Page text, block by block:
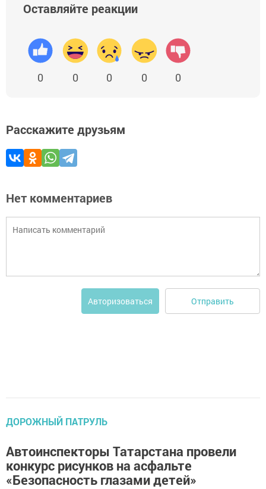
Оставляйте реакции
0 0 0 0 0
Расскажите друзьям
Нет комментариев
Авторизоваться Отправить
ДОРОЖНЫЙ ПАТРУЛЬ
Автоинспекторы Татарстана провели
конкурс рисунков на асфальте
«Безопасность глазами детей»